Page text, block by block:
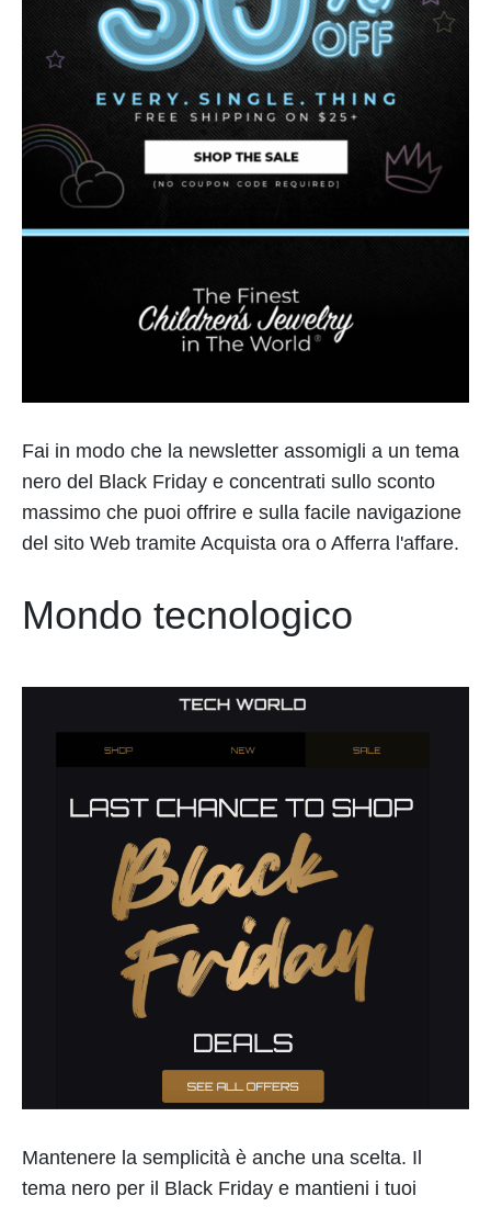
Fai in modo che la newsletter assomigli a un tema
nero del Black Friday e concentrati sullo sconto
massimo che puoi offrire e sulla facile navigazione
del sito Web tramite Acquista ora o Afferra l'affare.
Mondo tecnologico
Mantenere la semplicità è anche una scelta. Il
tema nero per il Black Friday e mantieni i tuoi